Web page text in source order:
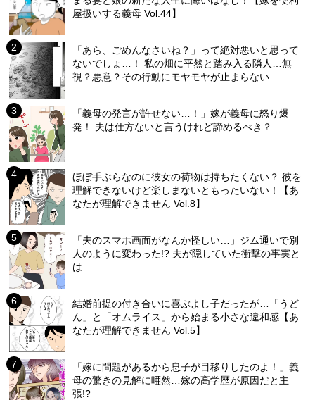
屋扱いする義母 Vol.44】
「あら、ごめんなさいね？」って絶対悪いと思って
ないでしょ…！ 私の畑に平然と踏み入る隣人…無
視？悪意？その行動にモヤモヤが止まらない
「義母の発言が許せない…！」嫁が義母に怒り爆
発！ 夫は仕方ないと言うけれど諦めるべき？
ほぼ手ぶらなのに彼女の荷物は持ちたくない？ 彼を
理解できないけど楽しまないともったいない！【あ
なたが理解できません Vol.8】
「夫のスマホ画面がなんか怪しい…」ジム通いで別
人のように変わった!? 夫が隠していた衝撃の事実と
は
結婚前提の付き合いに喜ぶよし子だったが…「うど
ん」と「オムライス」から始まる小さな違和感【あ
なたが理解できません Vol.5】
「嫁に問題があるから息子が目移りしたのよ！」義
母の驚きの見解に唖然…嫁の高学歴が原因だと主
張!?